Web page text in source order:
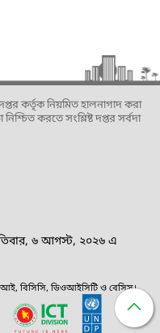
কর্তৃক নিয়মিত হালনাগাদ করা
করতে সংশ্লিষ্ট দপ্তর সর্বদা
৬ আগস্ট, ২০২৬ এ
বিসিসি, ডিওআইসিটি ও বেসিস।